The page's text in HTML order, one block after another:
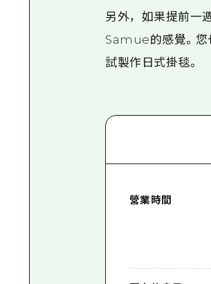
另外，如果提前一
Samue的感覺。您
試製作日式掛毯。
營業時間